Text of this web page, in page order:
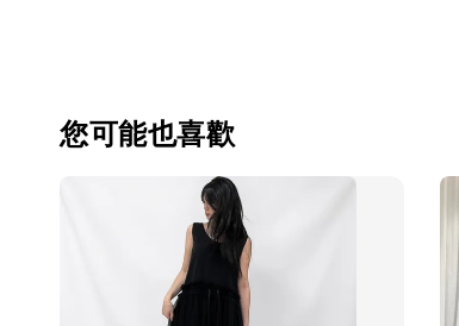
您可能也喜歡